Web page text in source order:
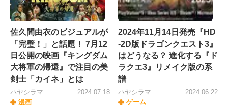
佐久間由衣のビジュアルが
「完璧！」と話題！ 7月12
日公開の映画『キングダム
大将軍の帰還』で注目の美
剣士「カイネ」とは
ハヤシラマ
漫画
2024.07.18
2024年11月14日発売『HD
-2D版ドラゴンクエスト3』
はどうなる？ 進化する『ド
ラクエ3』リメイク版の系
譜
ハヤシラマ
ゲーム
2024.06.22